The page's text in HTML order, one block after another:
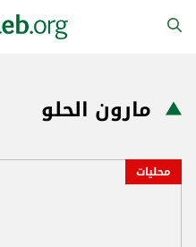
مارون الحلو
محليات